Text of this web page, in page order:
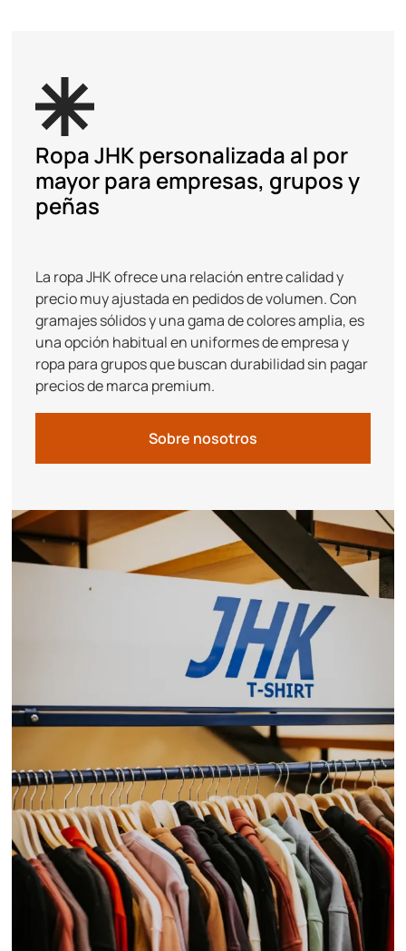
Ropa JHK personalizada al por
mayor para empresas, grupos y
peñas
La ropa JHK ofrece una relación entre calidad y
precio muy ajustada en pedidos de volumen. Con
gramajes sólidos y una gama de colores amplia, es
una opción habitual en uniformes de empresa y
ropa para grupos que buscan durabilidad sin pagar
precios de marca premium.
Sobre nosotros